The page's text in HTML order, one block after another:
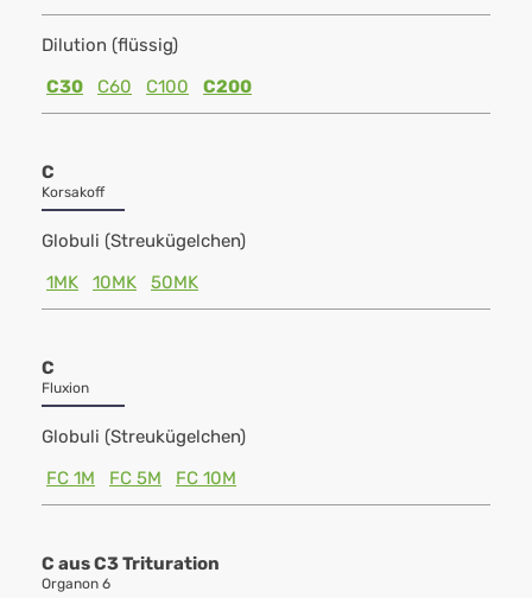
Dilution (flüssig)
C30
C60 C100 C200
C
Korsakoff
Globuli (Streukügelchen)
1MK
10MK 50MK
C
Fluxion
Globuli (Streukügelchen)
FC 1M
FC 5M FC 10M
C aus C3 Trituration
Organon 6